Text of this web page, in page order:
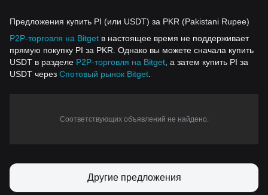
Предложения купить PI (или USDT) за PKR (Pakistani Rupee)
P2P-торговля на Bitget в настоящее время не поддерживает
прямую покупку PI за PKR. Однако вы можете сначала купить
USDT в разделе P2P-торговля на Bitget , а затем купить PI за
USDT через Спотовый рынок Bitget
Соответствующих объявлений не найдено.
Другие предложения